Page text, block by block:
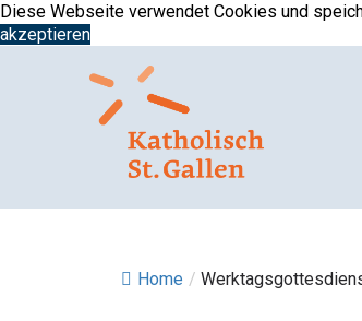
Diese Webseite verwendet Cookies und
akzeptieren
Springe
zum
Home /